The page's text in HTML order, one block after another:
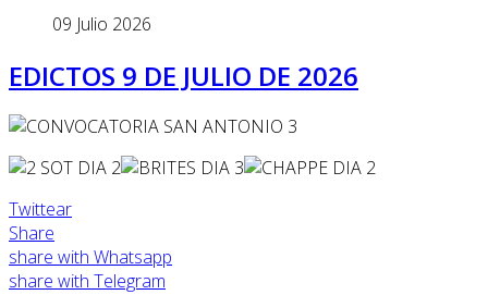
09 Julio 2026
EDICTOS 9 DE JULIO DE 2026
Twittear
Share
share with Whatsapp
share with Telegram